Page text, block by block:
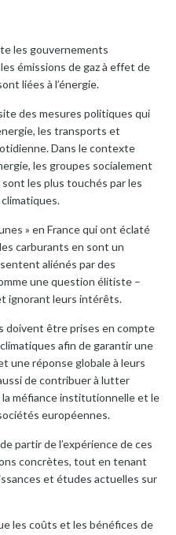
les gouvernements
émissions de gaz à effet de
liées à l’énergie.
des mesures politiques qui
les transports et
Dans le contexte
les groupes socialement
les plus touchés par les
» en France qui ont éclaté
carburants en sont un
aliénés par des
une question élitiste –
ignorant leurs intérêts.
doivent être prises en compte
afin de garantir une
une réponse globale à leurs
de contribuer à lutter
méfiance institutionnelle et le
européennes.
partir de l’expérience de ces
concrètes, tout en tenant
et études actuelles sur
les coûts et les bénéfices de